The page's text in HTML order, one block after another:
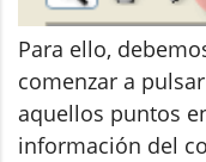
Para ello,
comenzar a
aquellos puntos
información del